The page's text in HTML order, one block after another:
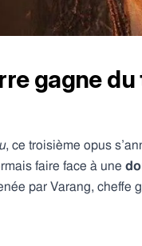
gagne
, ce troisième opus
faire face à une
par Varang, cheffe